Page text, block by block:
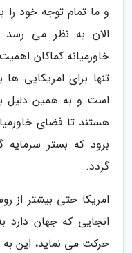
و ما تمام توجه خود را
الان به نظر می رسد
خاورمیانه کماکان
تنها برای امریکایی
است و به همین دلیل
هستند تا فضای
برود که بستر سرمایه
گردد.
امریکا حتی بیشتر از
انجایی که جهان
حرکت می نماید، این